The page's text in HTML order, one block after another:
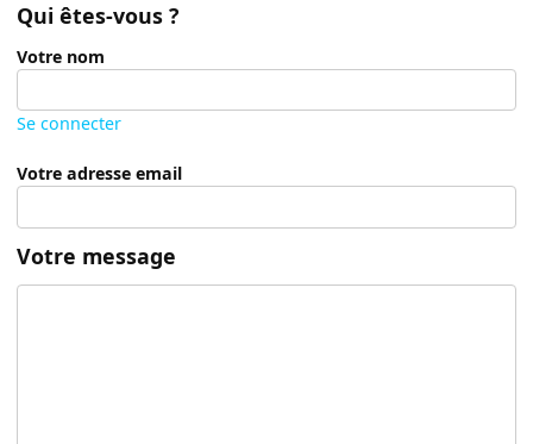
Qui êtes-vous ?
Votre nom
Se connecter
Votre adresse email
Votre message